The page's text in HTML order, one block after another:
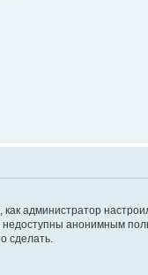
как администратор
анонимным
сделать.